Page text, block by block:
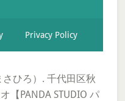
Privacy Policy
ひろ）. 千代田区秋
【PANDA STUDIO パ